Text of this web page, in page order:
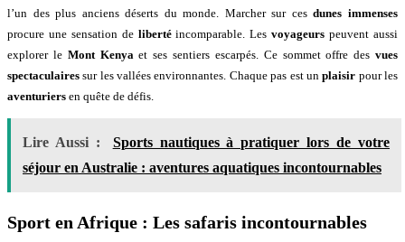
l’un des plus anciens déserts du monde. Marcher sur cesdunes immenses
procure une sensation de libertéincomparable. Lesvoyageurs peuvent aussi
explorer le Mont Kenya et ses sentiers escarpés. Ce sommet offre desvues
spectaculaires sur les vallées environnantes. Chaque pas est unplaisir pour les
aventuriers en quête de défis.
Lire Aussi :
Sports nautiques à pratiquer lors de votre
séjour en Australie : aventures aquatiques incontournables
Sport en Afrique : Les safaris incontournables